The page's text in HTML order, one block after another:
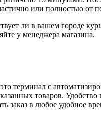
или полностью от
ли в вашем городе
у менеджера магазина.
терминал с
товаров. Удобство
заказ в любое удобное